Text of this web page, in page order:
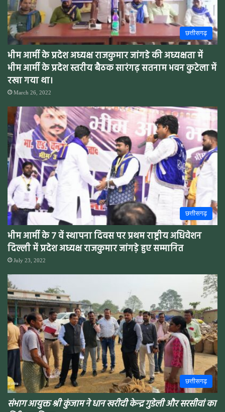
छत्तीसगढ़
भीम आर्मी के प्रदेश अध्यक्ष राजकुमार जांगडे की अध्यक्षता में
भीम आर्मी के प्रदेश स्तरीय बैठक सारंगढ़ सतनाम भवन कुटेला में
रखा गया था।
March 26, 2022
छत्तीसगढ़
भीम आर्मी के 7 वें स्थापना दिवस पर प्रथम राष्ट्रीय अधिवेशन
दिल्ली में प्रदेश अध्यक्ष राजकुमार जांगड़े हुए सम्मानित
July 23, 2022
छत्तीसगढ़
संभाग आयुक्त श्री कुंजाम ने धान खरीदी केन्द्र गुडेली और सरसीवां का